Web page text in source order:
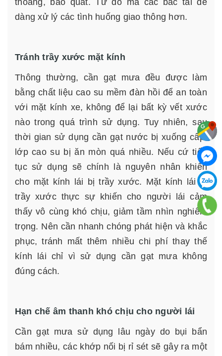
thoáng, bao quát. Từ đó mà các bác tài dễ
dàng xử lý các tình huống giao thông hơn.
Tránh trầy xước mặt kính
Thông thường, cần gạt mưa đều được làm
bằng chất liệu cao su mềm đàn hồi để an toàn
với mặt kính xe, không để lại bất kỳ vết xước
nào trong quá trình sử dụng. Tuy nhiên, sau
thời gian sử dụng cần gạt nước bị xuống cấp,
lớp cao su bị ăn mòn quá nhiều. Nếu cứ tiếp
tục sử dụng sẽ chính là nguyên nhân khiến
cho mặt kính lái bị trầy xước. Mặt kính lái bị
trầy xước thực sự khiến cho người lái cảm
thấy vô cùng khó chịu, giảm tầm nhìn nghiêm
trọng. Nên cần nhanh chóng phát hiện và khắc
phục, tránh mất thêm nhiều chi phí thay thế
kính lái chỉ vì sử dụng cần gạt mưa không
đúng cách.
Hạn chế âm thanh khó chịu cho người lái
Cần gạt mưa sử dụng lâu ngày do bụi bẩn
bám nhiều, các khớp nối bị rỉ sét sẽ gây ra một